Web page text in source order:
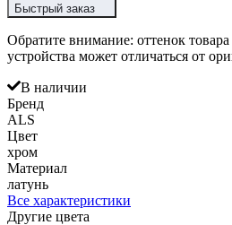
Быстрый заказ
Обратите внимание: оттенок
устройства может отличаться от
В наличии
Бренд
ALS
Цвет
хром
Материал
латунь
Все характеристики
Другие цвета